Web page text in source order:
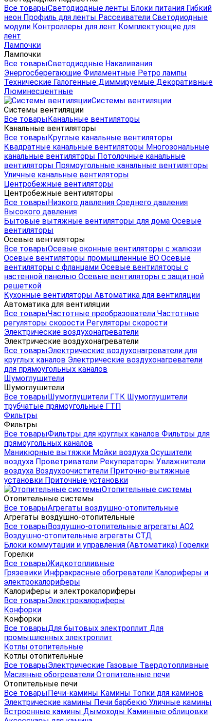
Все товарыСветодиодные ленты Блоки питания Гибкий
неон Профиль для ленты Рассеиватели Светодиодные
модули Контроллеры для лент Комплектующие для
лент
Лампочки
Лампочки
Все товарыСветодиодные Накаливания
Энергосберегающие Филаментные Ретро лампы
Технические Галогенные Диммируемые Декоративные
Люминесцентные
Системы вентиляции
Системы вентиляции
Все товарыКанальные вентиляторы
Канальные вентиляторы
Все товарыКруглые канальные вентиляторы
Квадратные канальные вентиляторы Многозональные
канальные вентиляторы Потолочные канальные
вентиляторы Прямоугольные канальные вентиляторы
Уличные канальные вентиляторы
Центробежные вентиляторы
Центробежные вентиляторы
Все товарыНизкого давления Среднего давления
Высокого давления
Бытовые вытяжные вентиляторы для дома Осевые
вентиляторы
Осевые вентиляторы
Все товарыОсевые оконные вентиляторы с жалюзи
Осевые вентиляторы промышленные ВО Осевые
вентиляторы с фланцами Осевые вентиляторы с
настенной панелью Осевые вентиляторы с защитной
решеткой
Кухонные вентиляторы Автоматика для вентиляции
Автоматика для вентиляции
Все товарыЧастотные преобразователи Частотные
регуляторы скорости Регуляторы скорости
Электрические воздухонагреватели
Электрические воздухонагреватели
Все товарыЭлектрические воздухонагреватели для
круглых каналов Электрические воздухонагреватели
для прямоугольных каналов
Шумоглушители
Шумоглушители
Все товарыШумоглушители ГТК Шумоглушители
трубчатые прямоугольные ГТП
Фильтры
Фильтры
Все товарыФильтры для круглых каналов Фильтры для
прямоугольных каналов
Маникюрные вытяжки Мойки воздуха Осушители
воздуха Проветриватели Рекуператоры Увлажнители
воздуха Воздухоочистители Приточно-вытяжные
установки Приточные установки
Отопительные системы
Отопительные системы
Все товарыАгрегаты воздушно-отопительные
Агрегаты воздушно-отопительные
Все товарыВоздушно-отопительные агрегаты АО2
Воздушно-отопительные агрегаты СТД
Блоки коммутации и управления (Автоматика) Горелки
Горелки
Все товарыЖидкотопливные
Грязевики Инфракрасные обогреватели Калориферы и
электрокалориферы
Калориферы и электрокалориферы
Все товарыЭлектрокалориферы
Конфорки
Конфорки
Все товарыДля бытовых электроплит Для
промышленных электроплит
Котлы отопительные
Котлы отопительные
Все товарыЭлектрические Газовые Твердотопливные
Масляные обогреватели Отопительные печи
Отопительные печи
Все товарыПечи-камины Камины Топки для каминов
Электрические камины Печи барбекю Уличные камины
Встроенные камины Дымоходы Каминные облицовки